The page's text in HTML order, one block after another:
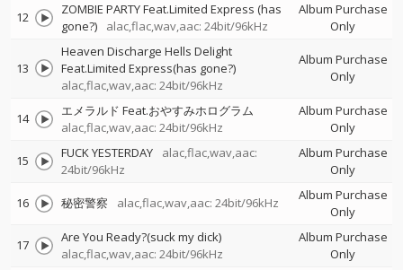
12
ZOMBIE PARTY Feat.Limited Express (has
gone?)
alac,flac,wav,aac: 24bit/96kHz
Album Purchase
Only
13
Heaven Discharge Hells Delight
Feat.Limited Express(has gone?)
alac,flac,wav,aac: 24bit/96kHz
Album Purchase
Only
14
エメラルド Feat.おやすみホログラム
alac,flac,wav,aac: 24bit/96kHz
Album Purchase
Only
15 FUCK YESTERDAY
alac,flac,wav,aac:
24bit/96kHz
Album Purchase
Only
16 秘密警察 alac,flac,wav,aac: 24bit/96kHz
Album Purchase
Only
17
Are You Ready?(suck my dick)
alac,flac,wav,aac: 24bit/96kHz
Album Purchase
Only